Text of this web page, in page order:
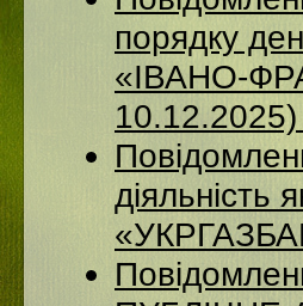
порядку
«ІВАНО-
10.12.2025)